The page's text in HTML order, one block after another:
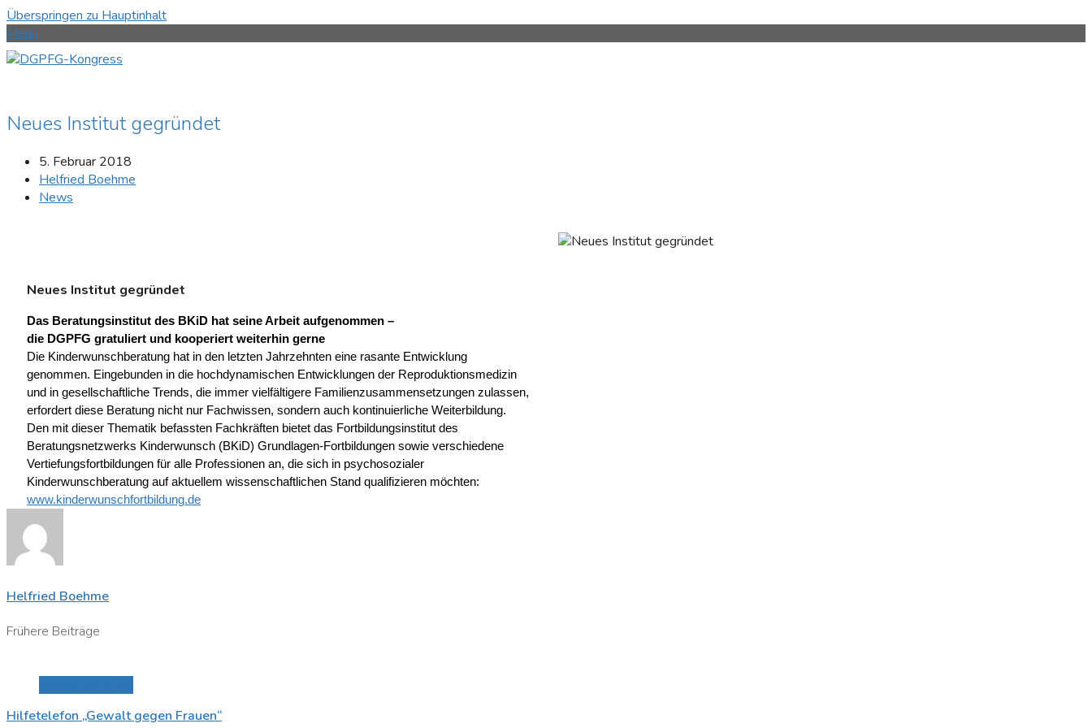
Überspringen zu Hauptinhalt
Menü
Neues Institut gegründet
5. Februar 2018
Helfried Boehme
News
Neues Institut gegründet
Das Beratungsinstitut des BKiD hat seine Arbeit aufgenommen –
die DGPFG gratuliert und kooperiert weiterhin gerne
Die Kinderwunschberatung hat in den letzten Jahrzehnten eine rasante Entwicklung
genommen. Eingebunden in die hochdynamischen Entwicklungen der Reproduktionsmedizin
und in gesellschaftliche Trends, die immer vielfältigere Familienzusammensetzungen zulassen,
erfordert diese Beratung nicht nur Fachwissen, sondern auch kontinuierliche Weiterbildung.
Den mit dieser Thematik befassten Fachkräften bietet das Fortbildungsinstitut des
Beratungsnetzwerks Kinderwunsch (BKiD) Grundlagen-Fortbildungen sowie verschiedene
Vertiefungsfortbildungen für alle Professionen an, die sich in psychosozialer
Kinderwunschberatung auf aktuellem wissenschaftlichen Stand qualifizieren möchten:
www.kinderwunschfortbildung.de
Helfried Boehme
Frühere Beiträge
Hilfetelefon „Gewalt gegen Frauen“